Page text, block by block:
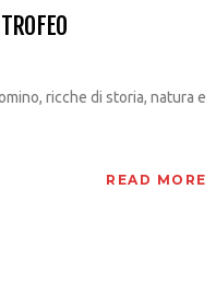
ricche di storia, natura e
READ MORE